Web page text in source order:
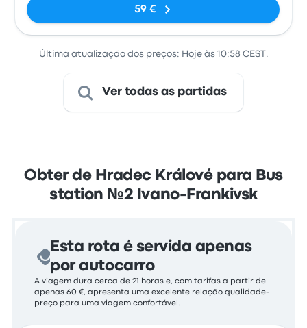
59 €
Última atualização dos preços: Hoje às 10:58 CEST.
Ver todas as partidas
Obter de Hradec Králové para Bus
station №2 Ivano-Frankivsk
Esta rota é servida apenas
por autocarro
A viagem dura cerca de 21 horas e, com tarifas a partir de
apenas 60 €, apresenta uma excelente relação qualidade-
preço para uma viagem confortável.